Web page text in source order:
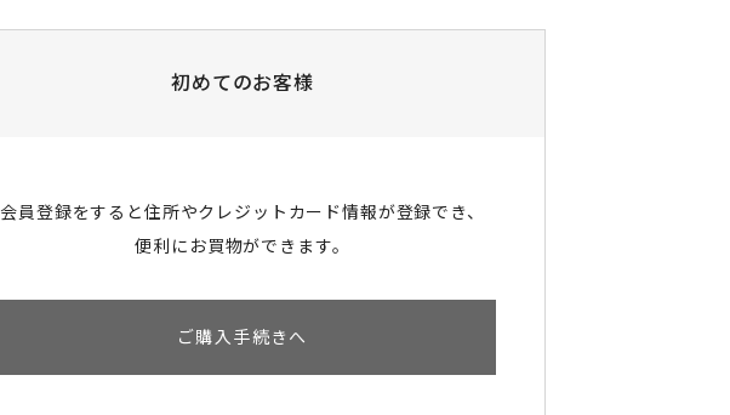
初めてのお客様
会員登録をすると住所やクレジットカード情報が登録でき、
便利にお買物ができます。
ご購入手続きへ